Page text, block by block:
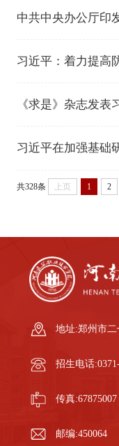
共328条 上页 1 2
地址:郑州市
招生电话
传真:67875007
邮编:450064